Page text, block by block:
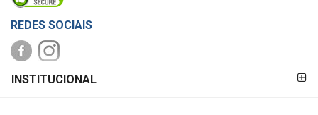
REDES SOCIAIS
PAGAMENTO
INSTITUCIONAL